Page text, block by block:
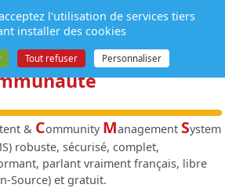
:Gestion de
et de
& Community Management System
robuste, sécurisé, complet,
parlant vraiment français, libre
Source) et gratuit.
l'utilisation de services tiers
installer des cookies
Tout refuser Personnaliser